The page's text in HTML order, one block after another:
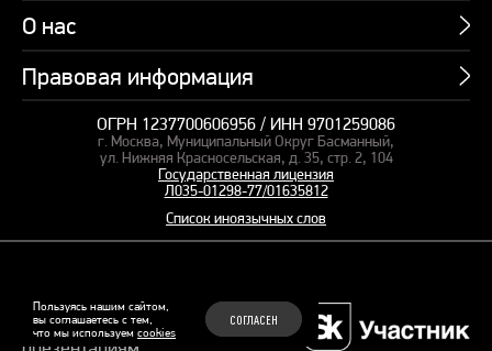
Пользуясь нашим сайтом,
вы соглашаетесь с тем,
что мы используем cookies
СОГЛАСЕН
Пакетные предложения
Профессии
Подарочные сертификаты
Корпоративное обучение
Курсы для сотрудников
Пакетные предложения
Учебник по презентациям
Банк слайдов
Вебинары
Студия дизайна
Заказать презентацию
О нас
Об академии
СМИ о нас
Правовая информация
Карта сайта
Оферта и лицензия
Политика конфиденциальности
Рекомендательные технологии
Файлы Cookie
ОГРН 1237700606956 / ИНН 9701259086
г. Москва, Муниципальный Округ Басманный,
ул. Нижняя Красносельская, д. 35, стр. 2, 104
Государственная лицензия
Л035-01298-77/01635812
Список иноязычных слов
© 2015–2026 Бонни и Слайд
Обучающие курсы по